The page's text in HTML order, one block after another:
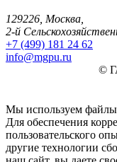
129226, Москва,
2-й
+7 (499) 181 24 62
info@mgpu.ru
©
Мы используем
Для обеспечения
пользовательского
другие технологии